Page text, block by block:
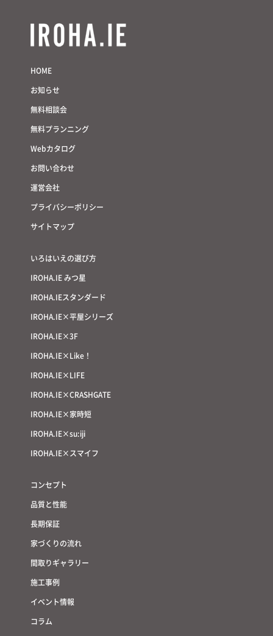
HOME
お知らせ
無料相談会
無料プランニング
Webカタログ
お問い合わせ
運営会社
プライバシーポリシー
サイトマップ
いろはいえの選び方
IROHA.IE みつ星
IROHA.IEスタンダード
IROHA.IE×平屋シリーズ
IROHA.IE×3F
IROHA.IE×Like！
IROHA.IE×LIFE
IROHA.IE×CRASHGATE
IROHA.IE×家時短
IROHA.IE×su:iji
IROHA.IE×スマイフ
コンセプト
品質と性能
長期保証
家づくりの流れ
間取りギャラリー
施工事例
イベント情報
コラム